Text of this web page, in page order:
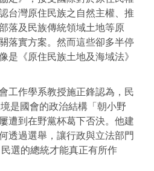
台灣原住民族之自然主權、推
落及民族傳統領域土地等原
落實方案。然而這些卻多半停
是《原住民族土地及海域法》
工作學系教授施正鋒認為，民
是國會的政治結構「朝小野
遭到在野黨杯葛下否決。他建
透過選舉，讓行政與立法部門
選的總統才能真正有所作